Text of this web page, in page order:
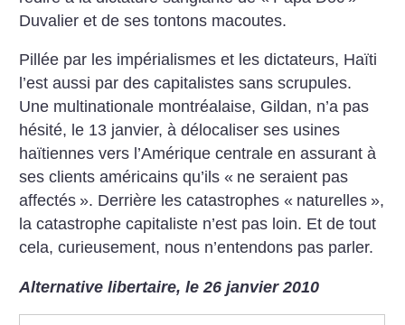
Duvalier et de ses tontons macoutes.
Pillée par les impérialismes et les dictateurs, Haïti
l’est aussi par des capitalistes sans scrupules.
Une multinationale montréalaise, Gildan, n’a pas
hésité, le 13 janvier, à délocaliser ses usines
haïtiennes vers l’Amérique centrale en assurant à
ses clients américains qu’ils « ne seraient pas
affectés ». Derrière les catastrophes « naturelles »,
la catastrophe capitaliste n’est pas loin. Et de tout
cela, curieusement, nous n’entendons pas parler.
Alternative libertaire, le 26 janvier 2010